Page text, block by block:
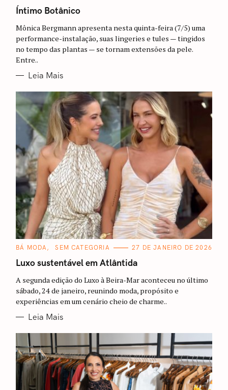
T
E
O
I
A
Íntimo Botânico
Mônica Bergmann apresenta nesta quinta-feira (7/5) uma
performance-instalação, suas lingeries e tules — tingidos
no tempo das plantas — se tornam extensões da pele.
Entre..
Leia Mais
C
T
E
O
I
A
BÁ MODA SEM CATEGORIA 27 DE JANEIRO DE 2026
Luxo sustentável em Atlântida
A segunda edição do Luxo à Beira-Mar aconteceu no último
sábado, 24 de janeiro, reunindo moda, propósito e
experiências em um cenário cheio de charme..
Leia Mais